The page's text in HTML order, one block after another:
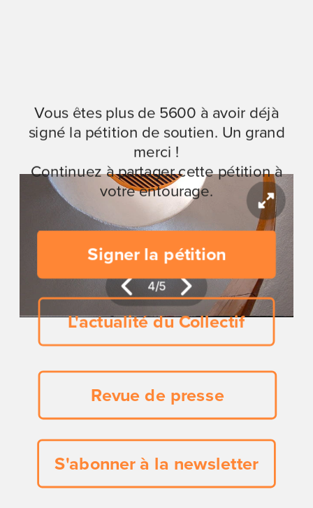
Signer la pétition
L'actualité du Collectif
Revue de presse
S'abonner à la newsletter
Vous êtes plus de 5600 à avoir déjà
signé la pétition de soutien. Un grand
merci !
Continuez à partager cette pétition à
votre entourage.
5/5